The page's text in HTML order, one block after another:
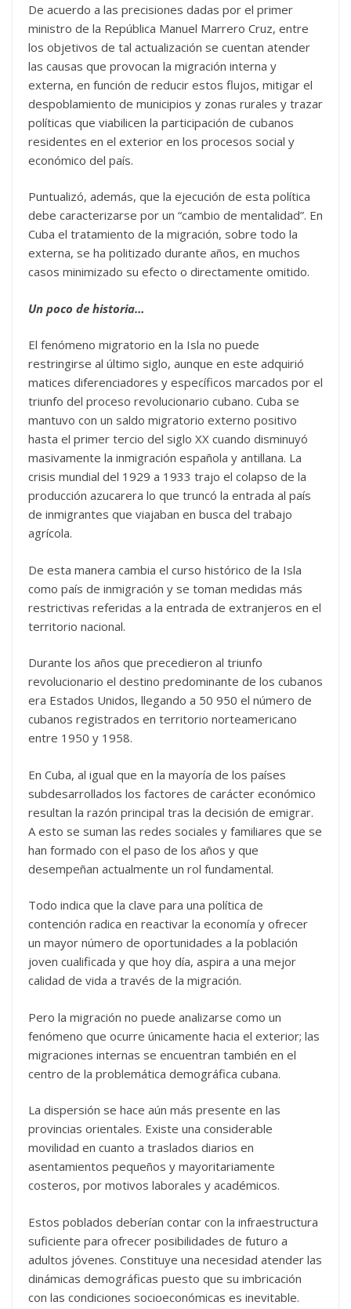
De acuerdo a las precisiones dadas por el primer
ministro de la República Manuel Marrero Cruz, entre
los objetivos de tal actualización se cuentan atender
las causas que provocan la migración interna y
externa, en función de reducir estos flujos, mitigar el
despoblamiento de municipios y zonas rurales y trazar
políticas que viabilicen la participación de cubanos
residentes en el exterior en los procesos social y
económico del país.
Puntualizó, además, que la ejecución de esta política
debe caracterizarse por un “cambio de mentalidad”. En
Cuba el tratamiento de la migración, sobre todo la
externa, se ha politizado durante años, en muchos
casos minimizado su efecto o directamente omitido.
Un poco de historia…
El fenómeno migratorio en la Isla no puede
restringirse al último siglo, aunque en este adquirió
matices diferenciadores y específicos marcados por el
triunfo del proceso revolucionario cubano. Cuba se
mantuvo con un saldo migratorio externo positivo
hasta el primer tercio del siglo XX cuando disminuyó
masivamente la inmigración española y antillana. La
crisis mundial del 1929 a 1933 trajo el colapso de la
producción azucarera lo que truncó la entrada al país
de inmigrantes que viajaban en busca del trabajo
agrícola.
De esta manera cambia el curso histórico de la Isla
como país de inmigración y se toman medidas más
restrictivas referidas a la entrada de extranjeros en el
territorio nacional.
Durante los años que precedieron al triunfo
revolucionario el destino predominante de los cubanos
era Estados Unidos, llegando a 50 950 el número de
cubanos registrados en territorio norteamericano
entre 1950 y 1958.
En Cuba, al igual que en la mayoría de los países
subdesarrollados los factores de carácter económico
resultan la razón principal tras la decisión de emigrar.
A esto se suman las redes sociales y familiares que se
han formado con el paso de los años y que
desempeñan actualmente un rol fundamental.
Todo indica que la clave para una política de
contención radica en reactivar la economía y ofrecer
un mayor número de oportunidades a la población
joven cualificada y que hoy día, aspira a una mejor
calidad de vida a través de la migración.
Pero la migración no puede analizarse como un
fenómeno que ocurre únicamente hacia el exterior; las
migraciones internas se encuentran también en el
centro de la problemática demográfica cubana.
La dispersión se hace aún más presente en las
provincias orientales. Existe una considerable
movilidad en cuanto a traslados diarios en
asentamientos pequeños y mayoritariamente
costeros, por motivos laborales y académicos.
Estos poblados deberían contar con la infraestructura
suficiente para ofrecer posibilidades de futuro a
adultos jóvenes. Constituye una necesidad atender las
dinámicas demográficas puesto que su imbricación
con las condiciones socioeconómicas es inevitable.